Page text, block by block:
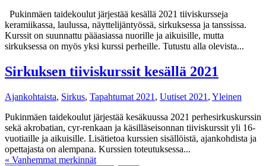
Pukinmäen taidekoulut järjestää kesällä 2021 tiiviskursseja
keramiikassa, laulussa, näyttelijäntyössä, sirkuksessa ja tanssissa.
Kurssit on suunnattu pääasiassa nuorille ja aikuisille, mutta
sirkuksessa on myös yksi kurssi perheille. Tutustu alla olevista...
Sirkuksen tiiviskurssit kesällä 2021
Ajankohtaista, Sirkus, Tapahtumat 2021 , Uutiset 2021 , Yleinen
Pukinmäen taidekoulut järjestää kesäkuussa 2021 perhesirkuskurssin
sekä akrobatian, cyr-renkaan ja käsilläseisonnan tiiviskurssit yli 16-
vuotiaille ja aikuisille. Lisätietoa kurssien sisällöistä, ajankohdista ja
opettajasta on alempana. Kurssien toteutuksessa...
« Vanhemmat merkinnät